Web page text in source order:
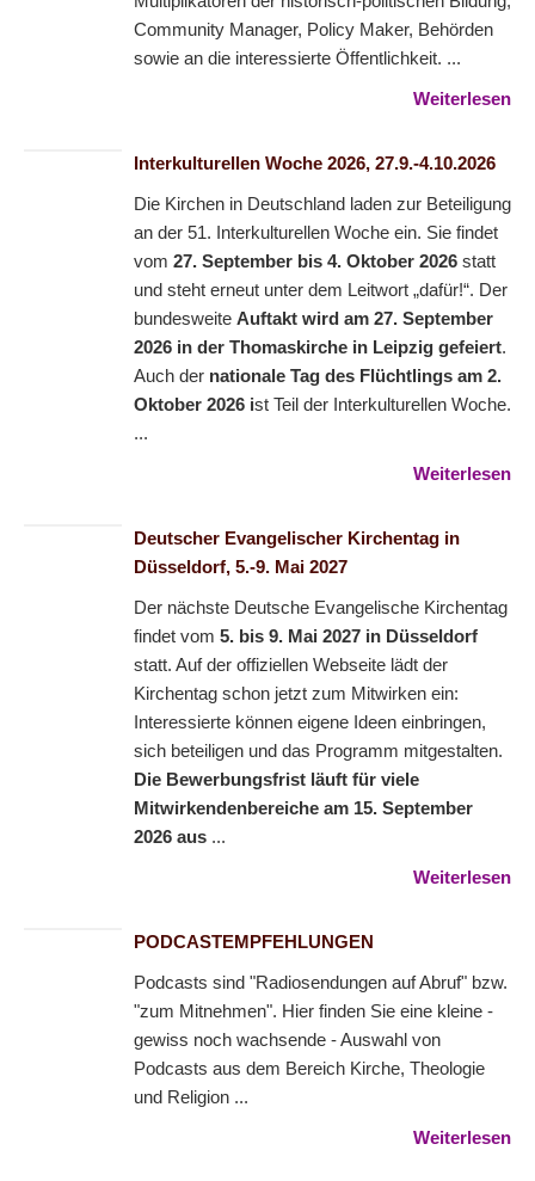
Community Manager, Policy Maker, Behörden
sowie an die interessierte Öffentlichkeit. ...
Weiterlesen
Interkulturellen Woche 2026, 27.9.-4.10.2026
Die Kirchen in Deutschland laden zur Beteiligung
an der 51. Interkulturellen Woche ein. Sie findet
vom 27. September bis 4. Oktober 2026 statt
und steht erneut unter dem Leitwort „dafür!“. Der
bundesweite Auftakt wird am 27. September
2026 in der Thomaskirche in Leipzig gefeiert.
Auch der nationale Tag des Flüchtlings am 2.
Oktober 2026 ist Teil der Interkulturellen Woche.
...
Weiterlesen
Deutscher Evangelischer Kirchentag in
Düsseldorf, 5.-9. Mai 2027
Der nächste Deutsche Evangelische Kirchentag
findet vom 5. bis 9. Mai 2027 in Düsseldorf
statt. Auf der offiziellen Webseite lädt der
Kirchentag schon jetzt zum Mitwirken ein:
Interessierte können eigene Ideen einbringen,
sich beteiligen und das Programm mitgestalten.
Die Bewerbungsfrist läuft für viele
Mitwirkendenbereiche am 15. September
2026 aus ...
Weiterlesen
PODCASTEMPFEHLUNGEN
Podcasts sind "Radiosendungen auf Abruf" bzw.
"zum Mitnehmen". Hier finden Sie eine kleine -
gewiss noch wachsende - Auswahl von
Podcasts aus dem Bereich Kirche, Theologie
und Religion ...
Weiterlesen